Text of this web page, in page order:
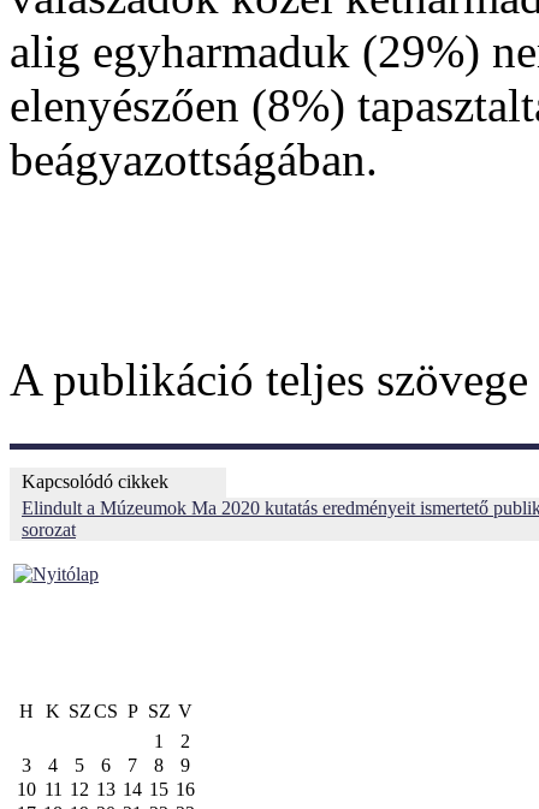
alig egyharmaduk (29%)
elenyészően (8%)
beágyazottságában.
A publikáció teljes szövege
Kapcsolódó cikkek
Elindult a Múzeumok Ma 2020 kutatás eredményeit ismertető
sorozat
H K SZCS P SZ V
1
2
3
4 5 6 7 8
9
10 11 12 13 14 15 16